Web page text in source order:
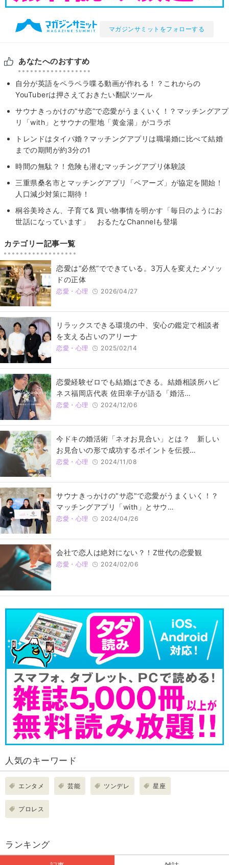
マガジンサミットをフォローする
あなたへのおすすめ
自分が英語をペラペラ喋る動画が作れる！？これからの
YouTuberは押さえておきたい翻訳ツール
サウナきっかけの”サ恋”で恋愛がうまくいく！？マッチングアプ
リ「with」とサウナの聖地「黄金湯」がコラボ
トレンドはタイパ婚？マッチングアプリは職場婚に比べて結婚
までの期間が約3分の1
時間の無駄？！危険も潜むマッチングアプリ体験談
三重県桑名市とマッチングアプリ「ペアーズ」が協定を開始！
人口減少対策に期待！
桐谷美玲さん、子育て& 買い物事情を明かす「毎日のようにお
世話になっています」 おるたなChannelも登場
カテゴリー記事一覧
恋愛は“必然”でできている。3万人を変えたメソッ
ドの正体
恋愛・心理 2026/04/27
リラックスできる環境の中、安心の鑑定で相談者
を支える占いのアリーナ
恋愛・心理 2025/02/14
恋愛経験ゼロでも結婚はできる。結婚相談所ハピ
ネス福岡店代表 佐田幸子が語る「婚活…
恋愛・心理 2024/12/06
今ドキの婚活術「ネオお見合い」とは？ 新しい
お見合いの形で成功するポイントを伝授…
恋愛・心理 2024/11/08
サウナきっかけの"サ恋"で恋愛がうまくいく！？
マッチングアプリ「with」とサウ…
恋愛・心理 2024/04/26
会社で恋人は絶対にない？！Z世代の恋愛観
恋愛・心理 2024/02/06
人気のキーワード
エンタメ 芸能 ツンデレ 星座
プロレス
ランキング